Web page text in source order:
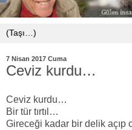
7 Nisan 2017 Cuma
Ceviz kurdu…
Ceviz kurdu…
Bir tür tırtıl…
Gireceği kadar bir delik